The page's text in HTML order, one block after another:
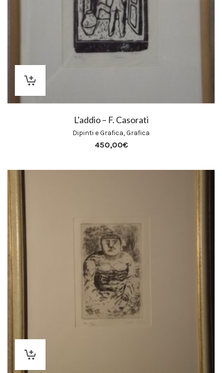
L’addio – F. Casorati
Dipinti e Grafica,Grafica
450,00€